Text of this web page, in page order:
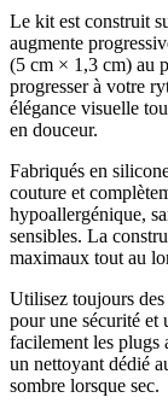
Le kit est construit
augmente
(5 cm × 1,3 cm) au
progresser à votre
élégance visuelle
en douceur.
Fabriqués en
couture et
hypoallergénique,
sensibles. La
maximaux tout au
Utilisez toujours des
pour une sécurité
facilement les plugs
un nettoyant dédié
sombre lorsque sec.